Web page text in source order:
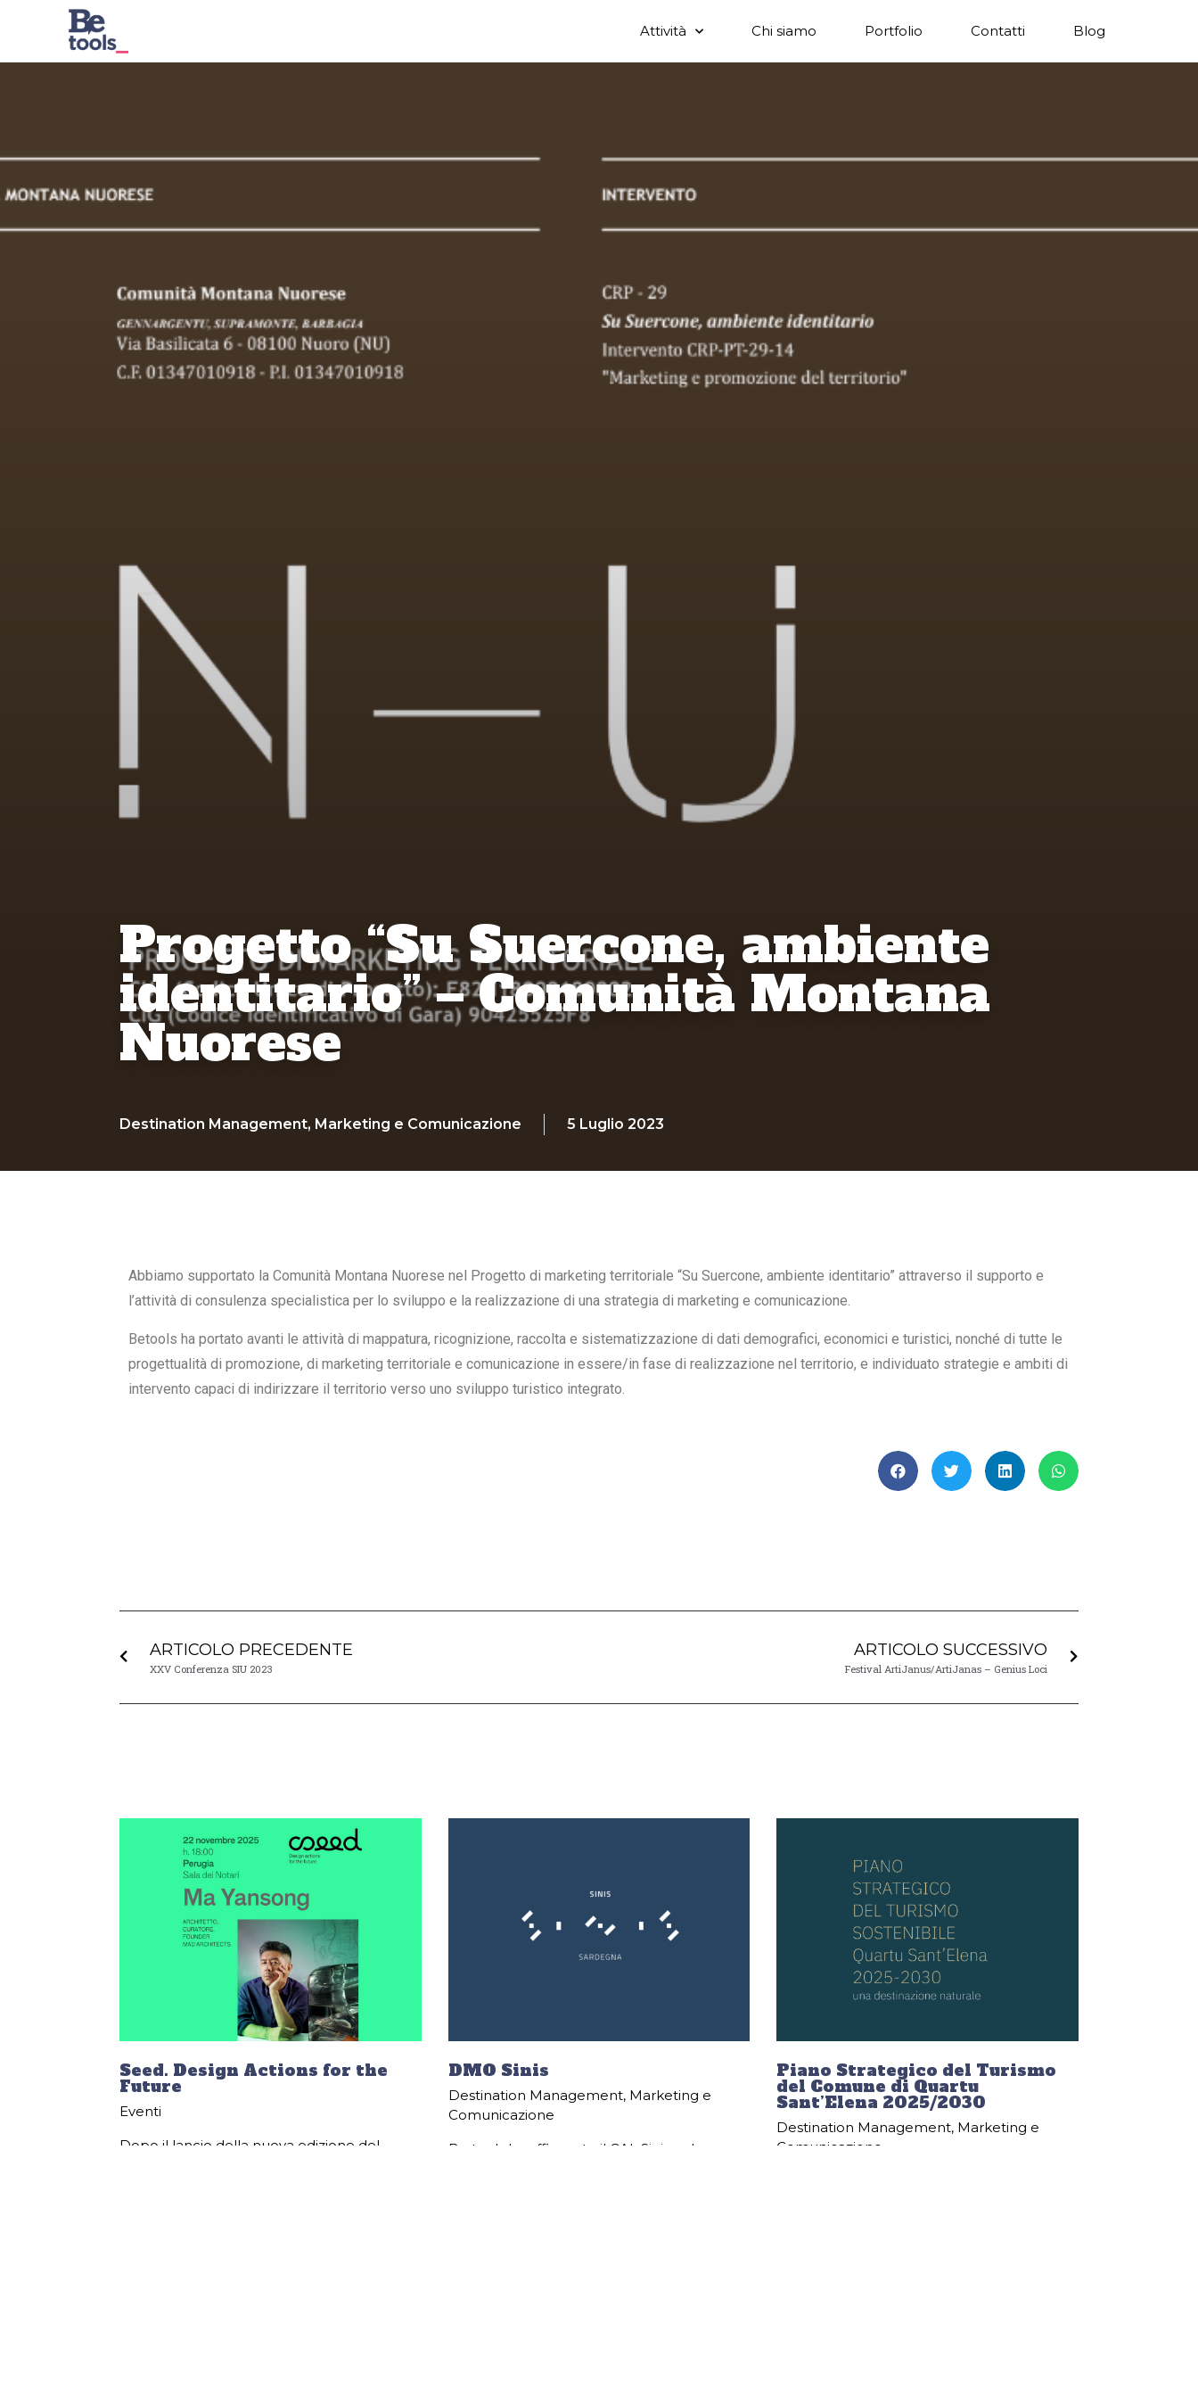
Attività Chi siamo Portfolio Contatti Blog
Progetto “Su Suercone, ambiente
identitario” – Comunità Montana
Nuorese
Destination Management, Marketing e Comunicazione 5 Luglio 2023
Abbiamo supportato la Comunità Montana Nuorese nel Progetto di marketing territoriale “Su Suercone, ambiente identitario” attraverso il supporto e
l’attività di consulenza specialistica per lo sviluppo e la realizzazione di una strategia di marketing e comunicazione.
Betools ha portato avanti le attività di mappatura, ricognizione, raccolta e sistematizzazione di dati demografici, economici e turistici, nonché di tutte le
progettualità di promozione, di marketing territoriale e comunicazione in essere/in fase di realizzazione nel territorio, e individuato strategie e ambiti di
intervento capaci di indirizzare il territorio verso uno sviluppo turistico integrato.
ARTICOLO PRECEDENTE
XXV Conferenza SIU 2023
ARTICOLO SUCCESSIVO
Festival ArtiJanus/ArtiJanas – Genius Loci
Seed. Design Actions for the
Future
Eventi
Dopo il lancio della nuova edizione del
DMO Sinis
Destination Management, Marketing e
Comunicazione
Be tools ha affiancato il GAL Sinis nel
Piano Strategico del Turismo
del Comune di Quartu
Sant’Elena 2025/2030
Destination Management, Marketing e
Comunicazione